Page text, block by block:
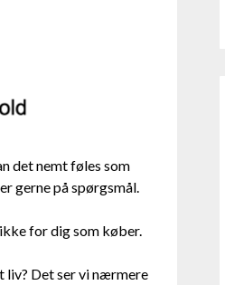
det nemt føles som
gerne på spørgsmål.
for dig som køber.
liv? Det ser vi nærmere